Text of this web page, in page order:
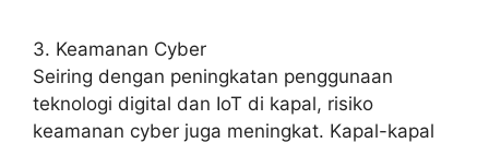
3. Keamanan Cyber
Seiring dengan peningkatan penggunaan
teknologi digital dan IoT di kapal, risiko
keamanan cyber juga meningkat. Kapal-kapal